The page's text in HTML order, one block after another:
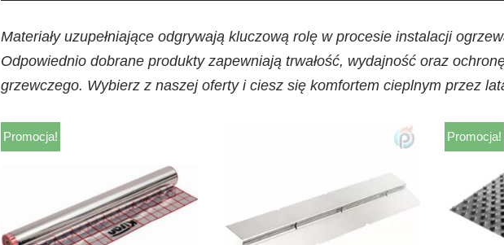
Materiały uzupełniające odgrywają kluczową rolę w procesie instalacji
Odpowiednio dobrane produkty zapewniają trwałość, wydajność oraz
grzewczego. Wybierz z naszej oferty i ciesz się komfortem cieplnym przez
Promocja! Promocja!